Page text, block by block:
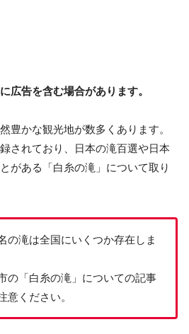
広告を含む場合があります。
豊かな観光地が数多くあります。
されており、日本の滝百選や日本
がある「白糸の滝」について取り
の滝は全国にいくつか存在しま
の「白糸の滝」についての記事
意ください。